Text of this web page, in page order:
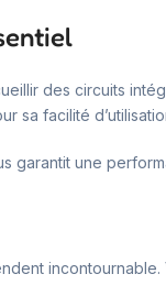
des circuits
sa facilité
garantit une
incontournable.